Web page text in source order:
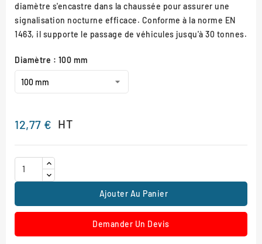
diamètre s'encastre dans la chaussée pour assurer une
signalisation nocturne efficace. Conforme à la norme EN
1463, il supporte le passage de véhicules jusqu'à 30 tonnes.
Diamètre : 100 mm
12,77 € HT
Ajouter Au Panier
Demander Un Devis